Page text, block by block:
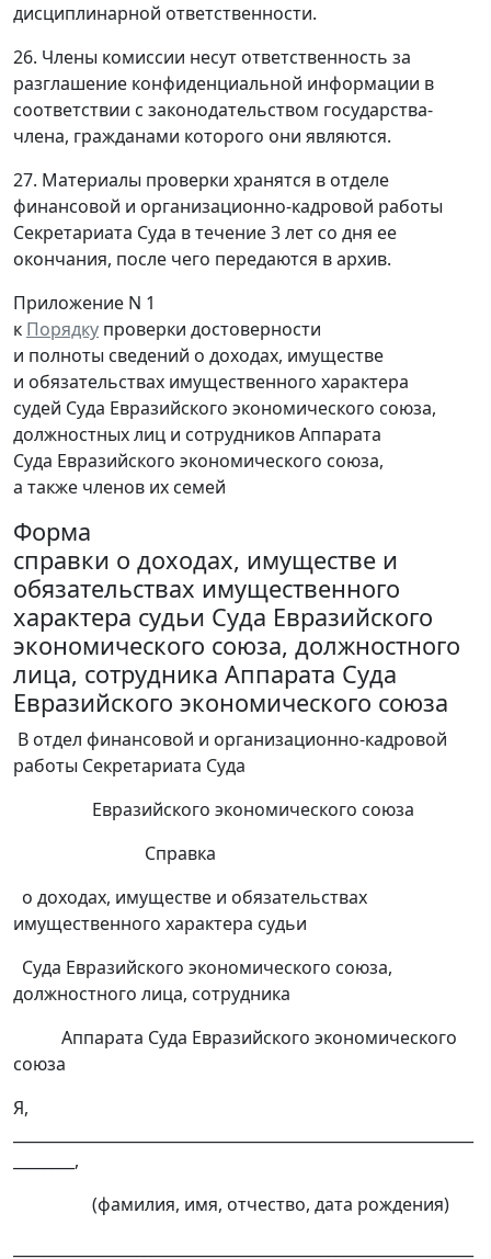
дисциплинарной ответственности.
26. Члены комиссии несут ответственность за
разглашение конфиденциальной информации в
соответствии с законодательством государства-
члена, гражданами которого они являются.
27. Материалы проверки хранятся в отделе
финансовой и организационно-кадровой работы
Секретариата Суда в течение 3 лет со дня ее
окончания, после чего передаются в архив.
Приложение N 1
к Порядку проверки достоверности
и полноты сведений о доходах, имуществе
и обязательствах имущественного характера
судей Суда Евразийского экономического союза,
должностных лиц и сотрудников Аппарата
Суда Евразийского экономического союза,
а также членов их семей
Форма
справки о доходах, имуществе и
обязательствах имущественного
характера судьи Суда Евразийского
экономического союза, должностного
лица, сотрудника Аппарата Суда
Евразийского экономического союза
В отдел финансовой и организационно-кадровой
работы Секретариата Суда
Евразийского экономического союза
Справка
о доходах, имуществе и обязательствах
имущественного характера судьи
Суда Евразийского экономического союза,
должностного лица, сотрудника
Аппарата Суда Евразийского экономического
союза
Я,
________,
(фамилия, имя, отчество, дата рождения)